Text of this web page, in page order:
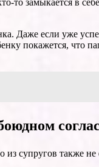
замыкается в
Даже если уже
покажется, что
супругов также не